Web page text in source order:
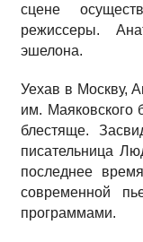
сцене
режиссеры.
эшелона.
Уехав в Москву,
им. Маяковского
блестяще.
писательница
последнее
современной
программами.